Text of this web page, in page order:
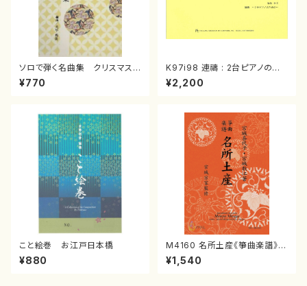
ソロで弾く名曲集 クリスマス・
イブ／恋人がサンタクロース(
箏独奏 /大平光美 編曲/楽
¥770
K97i98 連禱 : 2台ピアノのた
めの（2 Pianos / 菊池 幸夫 /
楽譜）
¥2,200
こと絵巻 お江戸日本橋
¥880
M4160 名所土産《箏曲楽譜》
（箏/宮城喜代子・宮城数江著・
宮城宗家監修/箏曲古典楽譜）
¥1,540